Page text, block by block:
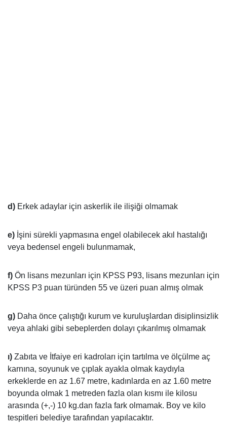
d) Erkek adaylar için askerlik ile ilişiği olmamak
e) İşini sürekli yapmasına engel olabilecek akıl hastalığı
veya bedensel engeli bulunmamak,
f) Ön lisans mezunları için KPSS P93, lisans mezunları için
KPSS P3 puan türünden 55 ve üzeri puan almış olmak
g) Daha önce çalıştığı kurum ve kuruluşlardan disiplinsizlik
veya ahlaki gibi sebeplerden dolayı çıkarılmış olmamak
ı) Zabıta ve İtfaiye eri kadroları için tartılma ve ölçülme aç
karnına, soyunuk ve çıplak ayakla olmak kaydıyla
erkeklerde en az 1.67 metre, kadınlarda en az 1.60 metre
boyunda olmak 1 metreden fazla olan kısmı ile kilosu
arasında (+,-) 10 kg.dan fazla fark olmamak. Boy ve kilo
tespitleri belediye tarafından yapılacaktır.